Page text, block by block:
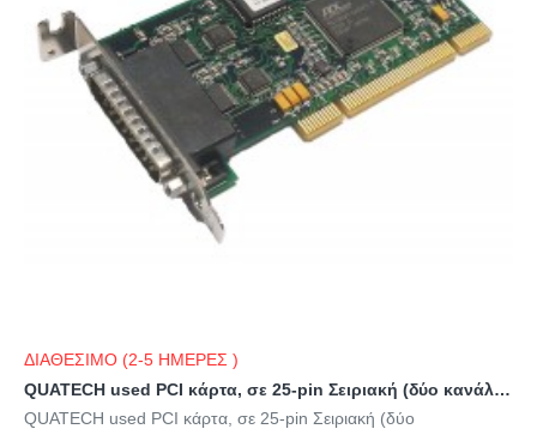
ΔΙΑΘΕΣΙΜΟ (2-5 ΗΜΕΡΕΣ )
QUATECH used PCI κάρτα, σε 25-pin Σειριακή (δύο κανάλια)
QUATECH used PCI κάρτα, σε 25-pin Σειριακή (δύο